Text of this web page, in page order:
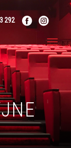
292